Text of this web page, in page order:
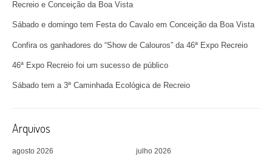
Recreio e Conceição da Boa Vista
Sábado e domingo tem Festa do Cavalo em Conceição da Boa Vista
Confira os ganhadores do “Show de Calouros” da 46ª Expo Recreio
46ª Expo Recreio foi um sucesso de público
Sábado tem a 3ª Caminhada Ecológica de Recreio
Arquivos
agosto 2026 julho 2026